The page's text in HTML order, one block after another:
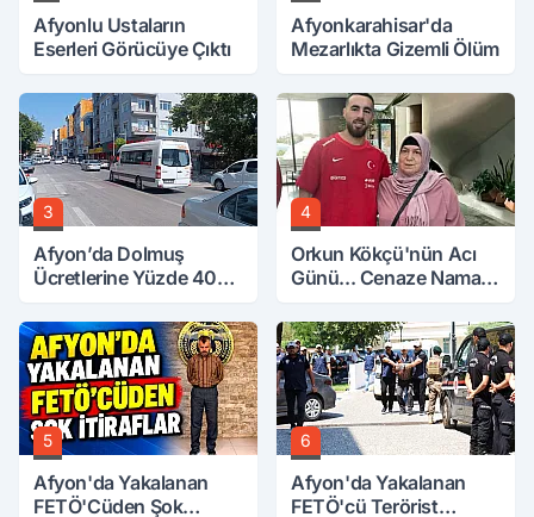
Afyonlu Ustaların
Eserleri Görücüye Çıktı
Afyonkarahisar'da
Mezarlıkta Gizemli Ölüm
3
Afyon’da Dolmuş
Ücretlerine Yüzde 40
4
Orkun Kökçü'nün Acı
Günü... Cenaze Namazı
5
Afyon'da Yakalanan
FETÖ'Cüden Şok
6
Afyon'da Yakalanan
FETÖ'cü Terörist